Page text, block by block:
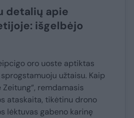
detalių apie
išgelbėjo
oro uoste aptiktas
užtaisu. Kaip
remdamasis
ataskaita, tikėtinu drono
lėktuvas gabeno karinę